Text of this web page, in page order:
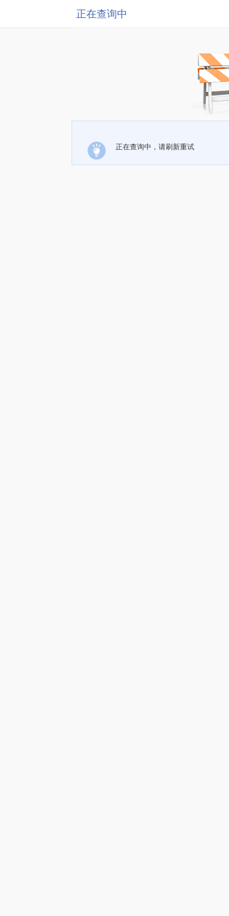
正在查询中
正在查询中，请刷新重试